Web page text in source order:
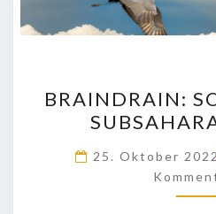
BRAINDRAIN:
25. Oktober 2022